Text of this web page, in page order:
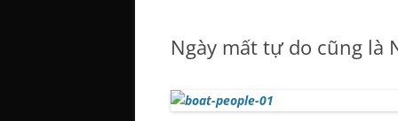
Ngày mất tự do cũng là